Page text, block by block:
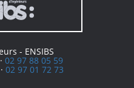
- ENSIBS
02 97 88 05 59
02 97 01 72 73